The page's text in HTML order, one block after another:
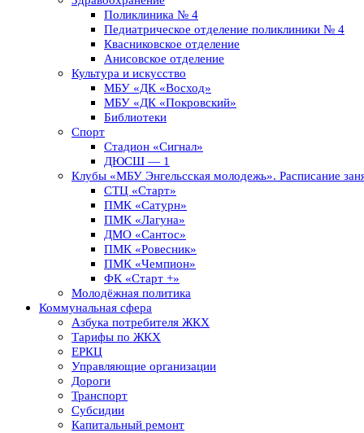
Поликлиника № 4
Педиатрическое отделение поликлиники № 4
Квасниковское отделение
Анисовское отделение
Культура и искусство
МБУ «ДК «Восход»
МБУ «ДК «Покровский»
Библиотеки
Спорт
Стадион «Сигнал»
ДЮСШ — 1
Клубы «МБУ Энгельсская молодежь». Расписание
СТЦ «Старт»
ПМК «Сатурн»
ПМК «Лагуна»
ДМО «Сантос»
ПМК «Ровесник»
ПМК «Чемпион»
ФК «Старт +»
Молодёжная политика
Коммунальная сфера
Азбука потребителя ЖКХ
Тарифы по ЖКХ
ЕРКЦ
Управляющие организации
Дороги
Транспорт
Субсидии
Капитальный ремонт